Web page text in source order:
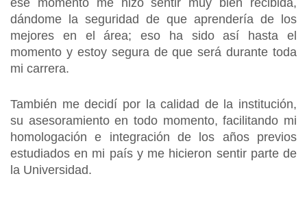
ese momento me hizo sentir muy bien recibida,
dándome la seguridad de que aprendería de los
mejores en el área; eso ha sido así hasta el
momento y estoy segura de que será durante toda
mi carrera.
También me decidí por la calidad de la institución,
su asesoramiento en todo momento, facilitando mi
homologación e integración de los años previos
estudiados en mi país y me hicieron sentir parte de
la Universidad.